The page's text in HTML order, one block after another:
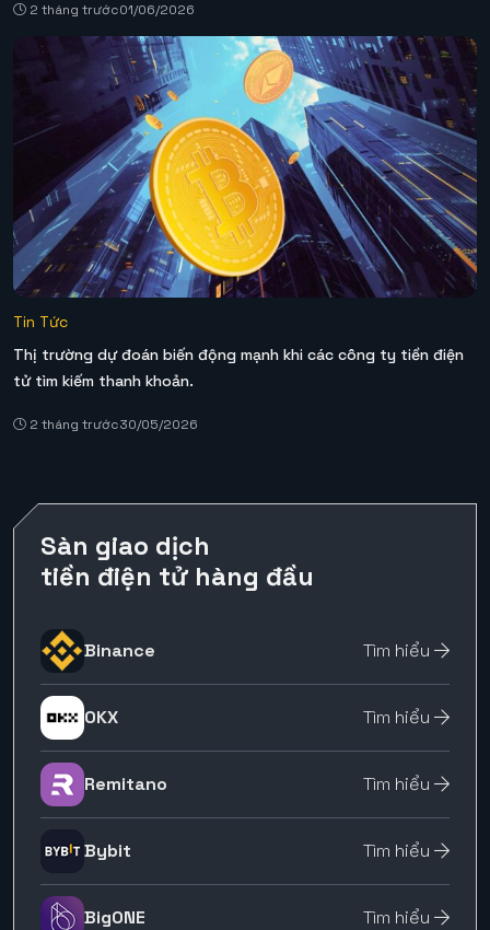
2 tháng trước01/06/2026
Tin Tức
Thị trường dự đoán biến động mạnh khi các công ty tiền điện
tử tìm kiếm thanh khoản.
2 tháng trước30/05/2026
Sàn giao dịch
tiền điện tử hàng đầu
Binance Tìm hiểu
OKX Tìm hiểu
Remitano Tìm hiểu
Bybit Tìm hiểu
BigONE Tìm hiểu